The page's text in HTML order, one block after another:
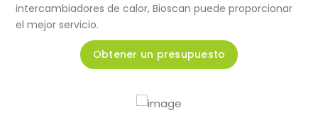
intercambiadores de calor, Bioscan puede proporcionar
el mejor servicio.
Obtener un presupuesto